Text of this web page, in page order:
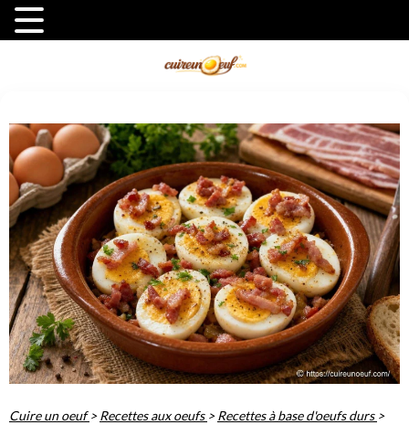
Cuire un oeuf >Recettes aux oeufs >Recettes à base d'oeufs durs >